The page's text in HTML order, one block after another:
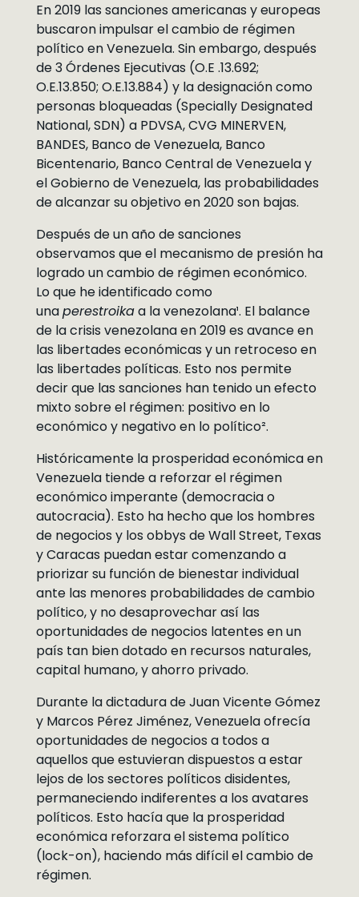
En 2019 las sanciones americanas y europeas
buscaron impulsar el cambio de régimen
político en Venezuela. Sin embargo, después
de 3 Órdenes Ejecutivas (O.E .13.692;
O.E.13.850; O.E.13.884) y la designación como
personas bloqueadas (Specially Designated
National, SDN) a PDVSA, CVG MINERVEN,
BANDES, Banco de Venezuela, Banco
Bicentenario, Banco Central de Venezuela y
el Gobierno de Venezuela, las probabilidades
de alcanzar su objetivo en 2020 son bajas.
Después de un año de sanciones
observamos que el mecanismo de presión ha
logrado un cambio de régimen económico.
Lo que he identificado como
unaperestroikaa la venezolana¹. El balance
de la crisis venezolana en 2019 es avance en
las libertades económicas y un retroceso en
las libertades políticas. Esto nos permite
decir que las sanciones han tenido un efecto
mixto sobre el régimen: positivo en lo
económico y negativo en lo político².
Históricamente la prosperidad económica en
Venezuela tiende a reforzar el régimen
económico imperante (democracia o
autocracia). Esto ha hecho que los hombres
de negocios y los obbys de Wall Street, Texas
y Caracas puedan estar comenzando a
priorizar su función de bienestar individual
ante las menores probabilidades de cambio
político, y no desaprovechar así las
oportunidades de negocios latentes en un
país tan bien dotado en recursos naturales,
capital humano, y ahorro privado.
Durante la dictadura de Juan Vicente Gómez
y Marcos Pérez Jiménez, Venezuela ofrecía
oportunidades de negocios a todos a
aquellos que estuvieran dispuestos a estar
lejos de los sectores políticos disidentes,
permaneciendo indiferentes a los avatares
políticos. Esto hacía que la prosperidad
económica reforzara el sistema político
(lock-on), haciendo más difícil el cambio de
régimen.